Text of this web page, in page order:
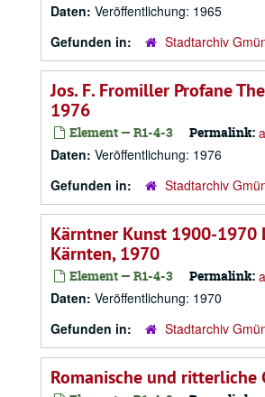
Daten: Veröffentlichung: 1965
Gefunden in:
Stadtarchiv
Jos. F. Fromiller Profane
1976
Element — R1-4-3 Permalink:
Daten: Veröffentlichung: 1976
Gefunden in:
Stadtarchiv
Kärntner Kunst 1900-
Kärnten, 1970
Element — R1-4-3 Permalink:
Daten: Veröffentlichung: 1970
Gefunden in:
Stadtarchiv
Romanische und ritterliche